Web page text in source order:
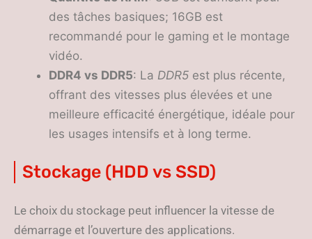
des tâches basiques; 16GB est
recommandé pour le gaming et le montage
vidéo.
DDR4 vs DDR5: La DDR5 est plus récente,
offrant des vitesses plus élevées et une
meilleure efficacité énergétique, idéale pour
les usages intensifs et à long terme.
Stockage (HDD vs SSD)
Le choix du stockage peut influencer la vitesse de
démarrage et l’ouverture des applications.